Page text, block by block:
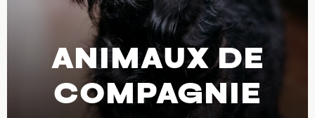
ANIMAUX DE
COMPAGNIE